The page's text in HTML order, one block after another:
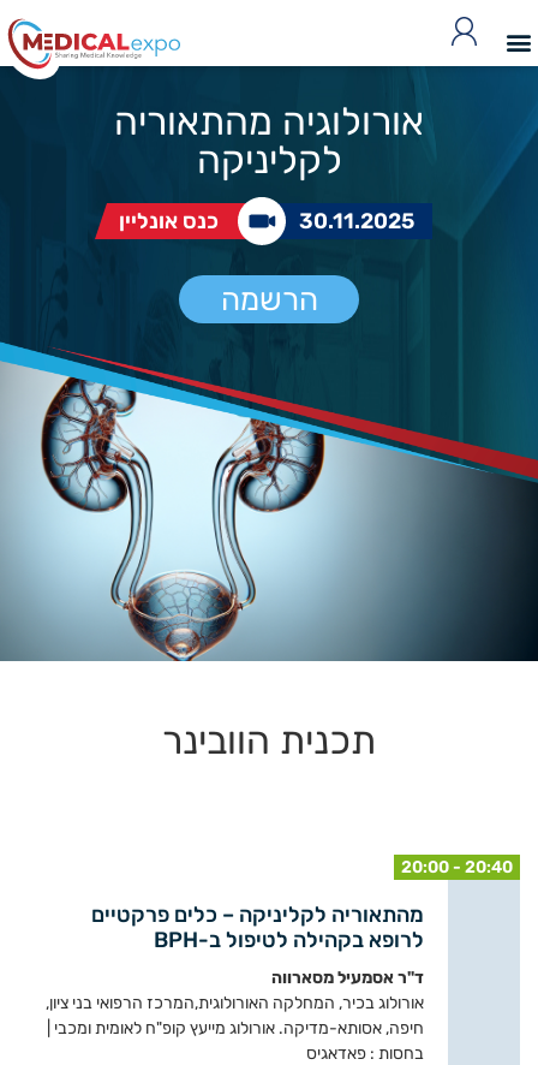
אורולוגיה מהתאוריה
לקליניקה
30.11.2025 כנס אונליין
הרשמה
תכנית הוובינר
20:00 - 20:40
מהתאוריה לקליניקה – כלים פרקטיים
לרופא בקהילה לטיפול ב-BPH
ד"ר אסמעיל מסארווה
אורולוג בכיר, המחלקה האורולוגית,המרכז הרפואי בני ציון,
חיפה, אסותא-מדיקה. אורולוג מייעץ קופ"ח לאומית ומכבי |
בחסות : פאדאגיס